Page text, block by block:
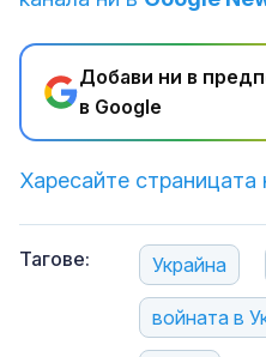
Добави ни в
в Google
Харесайте
Тагове: Украйна
войната в